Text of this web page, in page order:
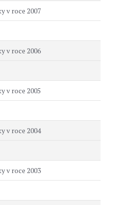
v roce 2007
v roce 2006
v roce 2005
v roce 2004
v roce 2003